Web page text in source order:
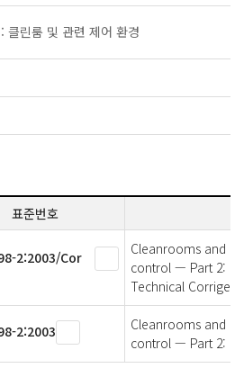
클린룸 및 관련 제어 환경
표준번호
2:2003/Cor
Cleanrooms and
control — Part 2:
Technical
2:2003
Cleanrooms and
control — Part 2: